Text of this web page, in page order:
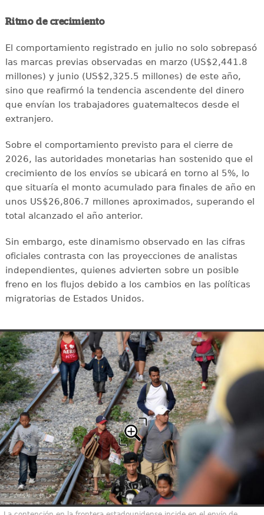
Ritmo de crecimiento
El comportamiento registrado en julio no solo sobrepasó
las marcas previas observadas en marzo (US$2,441.8
millones) y junio (US$2,325.5 millones) de este año,
sino que reafirmó la tendencia ascendente del dinero
que envían los trabajadores guatemaltecos desde el
extranjero.
Sobre el comportamiento previsto para el cierre de
2026, las autoridades monetarias han sostenido que el
crecimiento de los envíos se ubicará en torno al 5%, lo
que situaría el monto acumulado para finales de año en
unos US$26,806.7 millones aproximados, superando el
total alcanzado el año anterior.
Sin embargo, este dinamismo observado en las cifras
oficiales contrasta con las proyecciones de analistas
independientes, quienes advierten sobre un posible
freno en los flujos debido a los cambios en las políticas
migratorias de Estados Unidos.